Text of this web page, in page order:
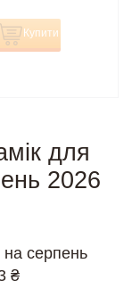
Купити
для
2026
серпень
₴